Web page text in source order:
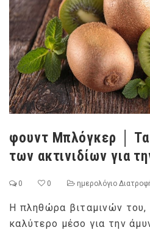
φουντ Μπλόγκερ │ Τα
των ακτινιδίων για
0 0 ημερολόγιο
Η πληθώρα βιταμινών
καλύτερο μέσο για την